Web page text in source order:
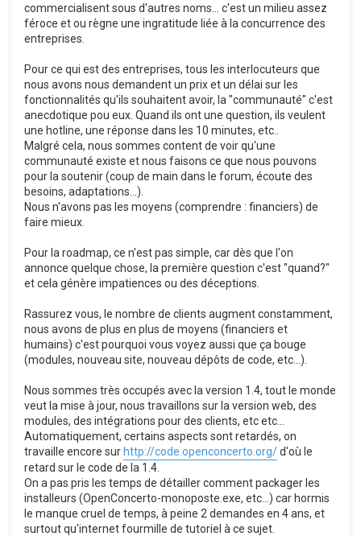
commercialisent sous d'autres noms... c'est un milieu assez
féroce et ou règne une ingratitude liée à la concurrence des
entreprises.
Pour ce qui est des entreprises, tous les interlocuteurs que
nous avons nous demandent un prix et un délai sur les
fonctionnalités qu'ils souhaitent avoir, la "communauté" c'est
anecdotique pou eux. Quand ils ont une question, ils veulent
une hotline, une réponse dans les 10 minutes, etc..
Malgré cela, nous sommes content de voir qu'une
communauté existe et nous faisons ce que nous pouvons
pour la soutenir (coup de main dans le forum, écoute des
besoins, adaptations...).
Nous n'avons pas les moyens (comprendre : financiers) de
faire mieux.
Pour la roadmap, ce n'est pas simple, car dès que l'on
annonce quelque chose, la première question c'est "quand?"
et cela génère impatiences ou des déceptions.
Rassurez vous, le nombre de clients augment constamment,
nous avons de plus en plus de moyens (financiers et
humains) c'est pourquoi vous voyez aussi que ça bouge
(modules, nouveau site, nouveau dépôts de code, etc...).
Nous sommes très occupés avec la version 1.4, tout le monde
veut la mise à jour, nous travaillons sur la version web, des
modules, des intégrations pour des clients, etc etc...
Automatiquement, certains aspects sont retardés, on
travaille encore sur http://code.openconcerto.org/d'où le
retard sur le code de la 1.4.
On a pas pris les temps de détailler comment packager les
installeurs (OpenConcerto-monoposte.exe, etc...) car hormis
le manque cruel de temps, à peine 2 demandes en 4 ans, et
surtout qu'internet fourmille de tutoriel à ce sujet.